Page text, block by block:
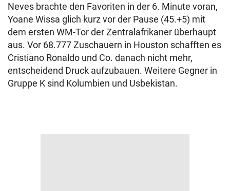
Neves brachte den Favoriten in der 6. Minute voran,
Yoane Wissa glich kurz vor der Pause (45.+5) mit
dem ersten WM-Tor der Zentralafrikaner überhaupt
aus. Vor 68.777 Zuschauern in Houston schafften es
Cristiano Ronaldo und Co. danach nicht mehr,
entscheidend Druck aufzubauen. Weitere Gegner in
Gruppe K sind Kolumbien und Usbekistan.